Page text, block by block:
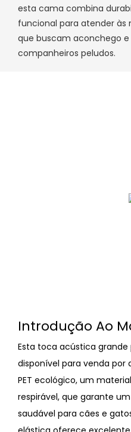
esta cama combina
funcional para atender às
que buscam aconchego
companheiros peludos.
Introdução Ao
Esta toca acústica
disponível para venda
PET ecológico, um
respirável, que garante
saudável para cães e